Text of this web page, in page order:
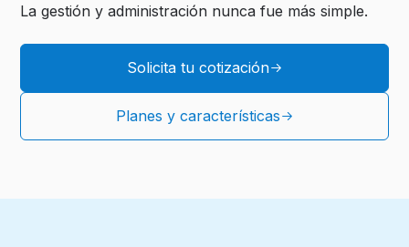
La gestión y administración nunca fue más simple.
Solicita tu cotización
Planes y características